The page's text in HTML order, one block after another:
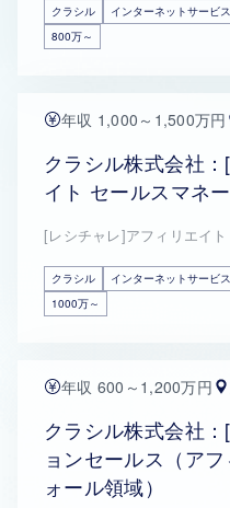
クラシル インターネットサービ
800万～
年収 1,000～1,500万円
クラシル株式会社
イト セールスマネ
[レシチャレ]アフィリエイ
クラシル インターネットサービ
1000万～
年収 600～1,200万円
クラシル株式会社
ョンセールス（ア
ォール領域）